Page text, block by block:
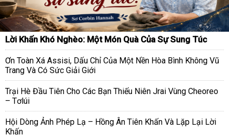
Lời Khấn Khó Nghèo: Một Món Quà Của Sự Sung Túc
Ơn Toàn Xá Assisi, Dấu Chỉ Của Một Nền Hòa Bình Không Vũ
Trang Và Có Sức Giải Giới
Trại Hè Đầu Tiên Cho Các Bạn Thiếu Niên Jrai Vùng Cheoreo
– Tơlúi
Hội Dòng Ảnh Phép Lạ – Hồng Ân Tiên Khấn Và Lặp Lại Lời
Khấn